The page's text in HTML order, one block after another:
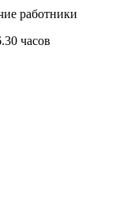
работники
часов